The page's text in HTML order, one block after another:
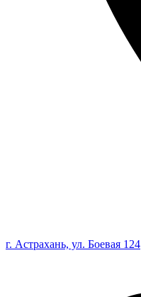
г. Астрахань, ул. Боевая 124